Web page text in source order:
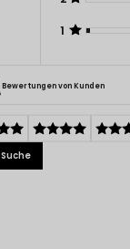
1
Bewertungen von Kunden
Suche